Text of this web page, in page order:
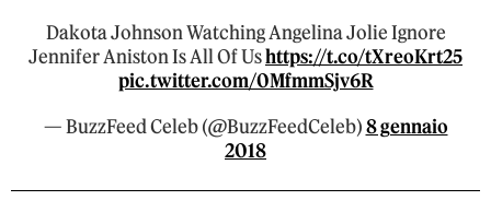
Dakota Johnson Watching Angelina Jolie Ignore
Jennifer Aniston Is All Of Ushttps://t.co/tXreoKrt25
pic.twitter.com/0MfmmSjv6R
— BuzzFeed Celeb (@BuzzFeedCeleb)8 gennaio
2018